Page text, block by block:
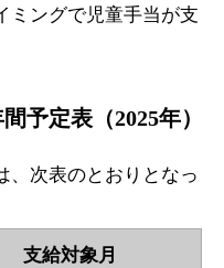
ミングで児童手当が支
予定表（2025年）
、次表のとおりとなっ
支給対象月